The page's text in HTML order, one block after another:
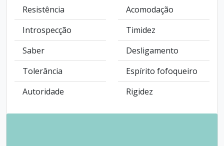
Resistência
Introspecção
Saber
Tolerância
Autoridade
Acomodação
Timidez
Desligamento
Espírito fofoqueiro
Rigidez